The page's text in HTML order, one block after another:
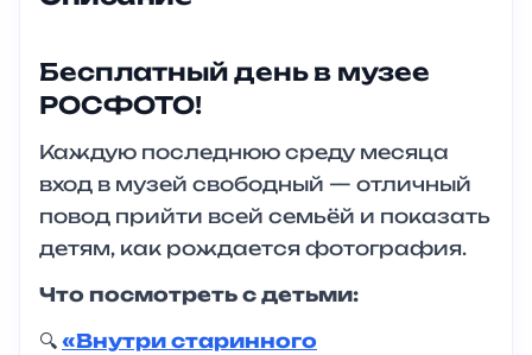
Бесплатный день в музее
РОСФОТО!
Каждую последнюю среду месяца
вход в музей свободный — отличный
повод прийти всей семьёй и показать
детям, как рождается фотография.
Что посмотреть с детьми:
🔍 «Внутри старинного